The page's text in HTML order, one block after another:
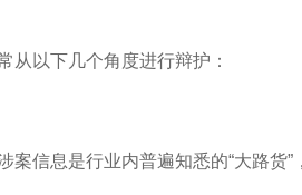
从以下几个角度进行辩护：
信息是行业内普遍知悉的“大路货